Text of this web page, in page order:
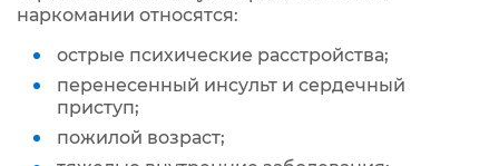
наркомании относятся:
острые психические расстройства;
перенесенный инсульт и сердечный
приступ;
пожилой возраст;